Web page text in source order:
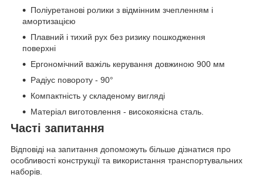
Поліуретанові ролики з відмінним зчепленням і
амортизацією
Плавний і тихий рух без ризику пошкодження
поверхні
Ергономічний важіль керування довжиною 900 мм
Радіус повороту - 90°
Компактність у складеному вигляді
Матеріал виготовлення - високоякісна сталь.
Часті запитання
Відповіді на запитання допоможуть більше дізнатися про
особливості конструкції та використання транспортувальних
наборів.